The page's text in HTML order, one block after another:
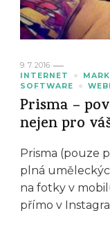
9. 7. 2016
INTERNET
SOFTWARE
Prisma –
nejen pro
Prisma (pouze
plná
na fotky v
přímo v